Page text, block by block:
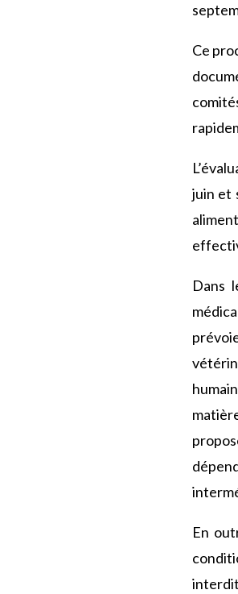
Ce
juin et
Dans
En